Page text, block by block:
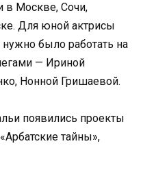
в Москве, Сочи,
Для юной актрисы
было работать на
— Ириной
Нонной Гришаевой.
появились проекты
тайны»,